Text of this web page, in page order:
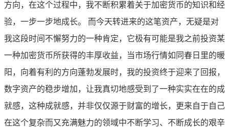
方向，在这个过程中，我不断积累着关于加密货币的知识和经
验，一步一步地成长。 而今天转进来的这笔资产，无疑是对
我这段时间不懈努力的一种肯定，它极有可能是我之前投资某
一种加密货币所获得的丰厚收益，当市场行情如同春日里的暖
阳，向着有利的方向蓬勃发展时，我的投资终于迎来了回报，
数字资产的稳步增加，让我真切地感受到了一种实实在在的成
就感，这种成就感，并非仅仅源于财富的增长，更来自于自己
在这个复杂而又充满魅力的领域中不断学习、不断成长的艰辛